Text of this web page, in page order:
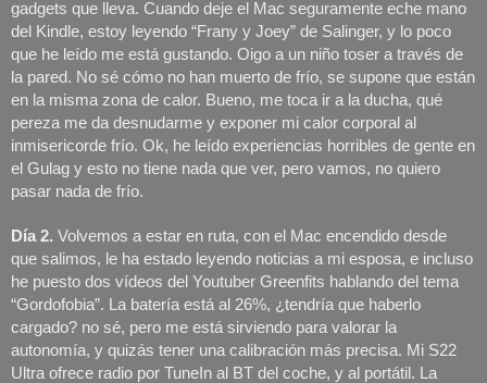
gadgets que lleva. Cuando deje el Mac seguramente eche mano
del Kindle, estoy leyendo “Frany y Joey” de Salinger, y lo poco
que he leído me está gustando. Oigo a un niño toser a través de
la pared. No sé cómo no han muerto de frío, se supone que están
en la misma zona de calor. Bueno, me toca ir a la ducha, qué
pereza me da desnudarme y exponer mi calor corporal al
inmisericorde frío. Ok, he leído experiencias horribles de gente en
el Gulag y esto no tiene nada que ver, pero vamos, no quiero
pasar nada de frío.
Día 2. Volvemos a estar en ruta, con el Mac encendido desde
que salimos, le ha estado leyendo noticias a mi esposa, e incluso
he puesto dos vídeos del Youtuber Greenfits hablando del tema
“Gordofobia”. La batería está al 26%, ¿tendría que haberlo
cargado? no sé, pero me está sirviendo para valorar la
autonomía, y quizás tener una calibración más precisa. Mi S22
Ultra ofrece radio por TuneIn al BT del coche, y al portátil. La